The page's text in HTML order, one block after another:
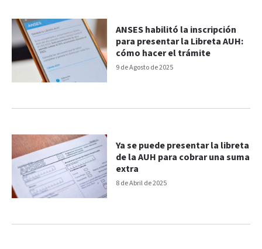
9 de Agosto de 2025
ANSES habilitó la inscripción
para presentar la Libreta AUH:
cómo hacer el trámite
8 de Abril de 2025
Ya se puede presentar la libreta
de la AUH para cobrar una suma
extra